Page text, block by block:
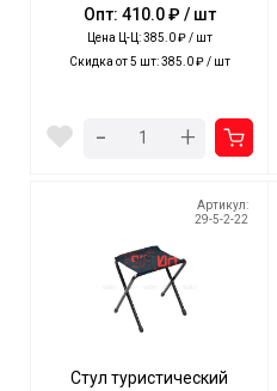
САВАННА арт. ДС/КС
NIKA [5]
Опт: 410.0 ₽ / шт
Цена Ц-Ц: 385.0 ₽ / шт
Скидка от 5 шт: 385.0 ₽ / шт
- +
Артикул:
29-5-2-22
Стул туристический